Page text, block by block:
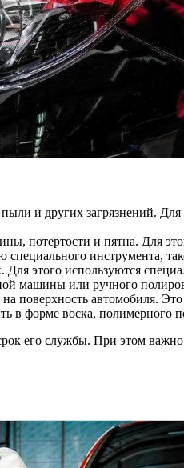
и других загрязнений.
потертости и пятна. Для
инструмента,
этого используются
машины или ручного
поверхность автомобиля.
в форме воска, полимерного
его службы. При этом